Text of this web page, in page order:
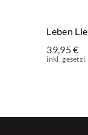
Leben
39,95 €
inkl. gesetzl.